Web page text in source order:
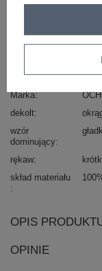
skład materiału :
sposób prania :
Kod produktu
TW-
Marka
dekolt
wzór
dominujący
rękaw
skład materiału
OPIS
OPINIE